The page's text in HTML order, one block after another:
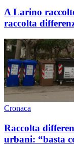
A Larino
raccolta
Cronaca
Raccolta
urbani: “basta